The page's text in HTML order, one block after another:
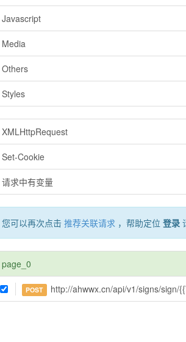
Javascript
Media
Others
Styles
XMLHttpRequest
Set-Cookie
请求中有变量
您可以再次点击 推荐关联请求 ，帮助定位 登录
page_0
POST http://ahwwx.cn/api/v1/signs/sign/